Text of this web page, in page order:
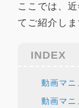
ここでは、
てご紹介しま
INDEX
動画マニ
動画マニ